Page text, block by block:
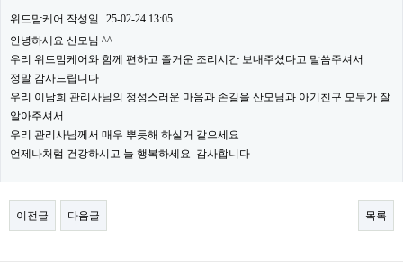
위드맘케어 작성일
25-02-24 13:05
안녕하세요 산모님 ^^
우리 위드맘케어와 함께 편하고 즐거운 조리시간 보내주셨다고 말씀주셔서
정말 감사드립니다
우리 이남희 관리사님의 정성스러운 마음과 손길을 산모님과 아기친구 모두가 잘
알아주셔서
우리 관리사님께서 매우 뿌듯해 하실거 같으세요
언제나처럼 건강하시고 늘 행복하세요 감사합니다
이전글 다음글 목록